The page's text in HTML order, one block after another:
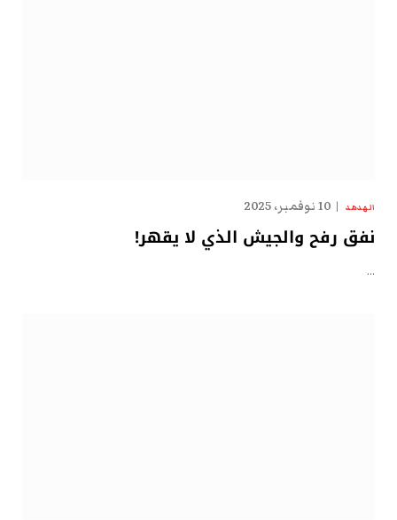
الهدهد 10 نوفمبر، 2025
نفق رفح والجيش الذي لا يقهر!
…